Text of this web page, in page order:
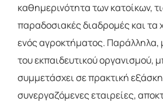
καθημερινότητα των κατοίκων,
παραδοσιακές διαδρομές και τα
ενός αγροκτήματος. Παράλληλα,
του εκπαιδευτικού οργανισμού,
συμμετάσχει σε πρακτική
συνεργαζόμενες εταιρείες,